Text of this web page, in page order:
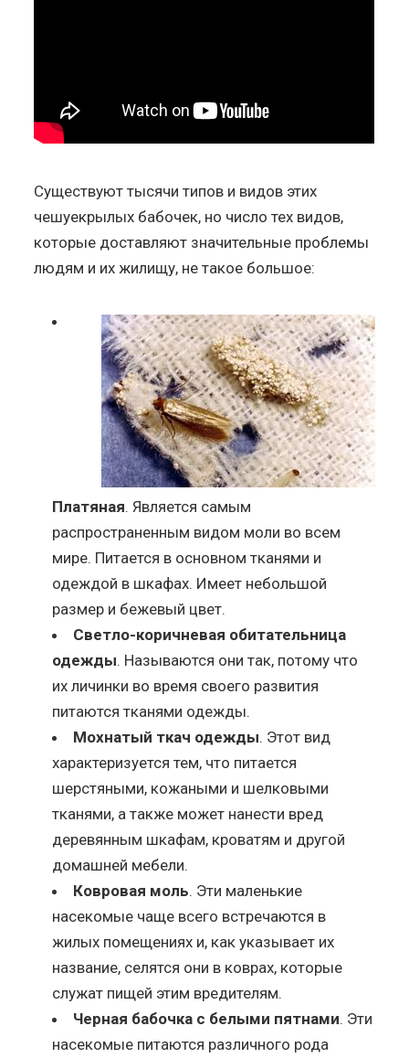
Существуют тысячи типов и видов этих
чешуекрылых бабочек, но число тех видов,
которые доставляют значительные проблемы
людям и их жилищу, не такое большое:
Платяная. Является самым
распространенным видом моли во всем
мире. Питается в основном тканями и
одеждой в шкафах. Имеет небольшой
размер и бежевый цвет.
Светло-коричневая обитательница
одежды. Называются они так, потому что
их личинки во время своего развития
питаются тканями одежды.
Мохнатый ткач одежды. Этот вид
характеризуется тем, что питается
шерстяными, кожаными и шелковыми
тканями, а также может нанести вред
деревянным шкафам, кроватям и другой
домашней мебели.
Ковровая моль. Эти маленькие
насекомые чаще всего встречаются в
жилых помещениях и, как указывает их
название, селятся они в коврах, которые
служат пищей этим вредителям.
Черная бабочка с белыми пятнами. Эти
насекомые питаются различного рода